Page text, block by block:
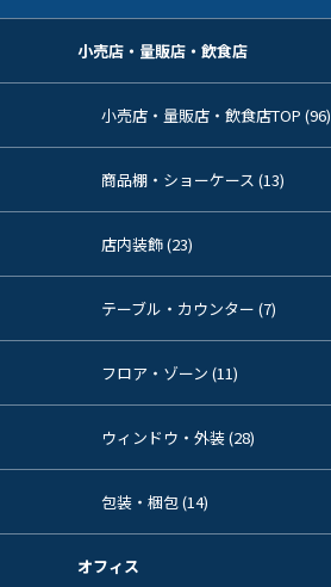
小売店・量販店・飲食店
小売店・量販店・飲食店TOP (96)
商品棚・ショーケース (13)
店内装飾 (23)
テーブル・カウンター (7)
フロア・ゾーン (11)
ウィンドウ・外装 (28)
包装・梱包 (14)
オフィス